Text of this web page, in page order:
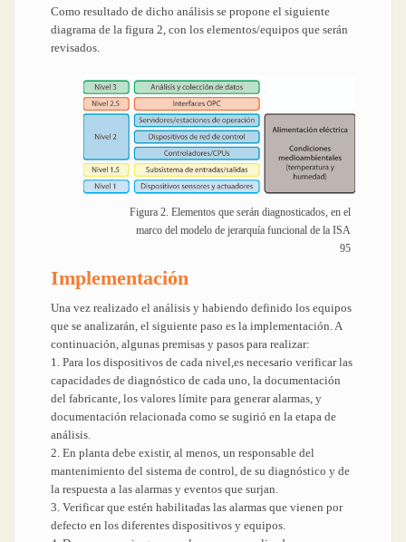
Como resultado de dicho análisis se propone el siguiente
diagrama de la figura 2, con los elementos/equipos que serán
revisados.
Figura 2. Elementos que serán diagnosticados, en el
marco del modelo de jerarquía funcional de la ISA
95
Implementación
Una vez realizado el análisis y habiendo definido los equipos
que se analizarán, el siguiente paso es la implementación. A
continuación, algunas premisas y pasos para realizar:
1. Para los dispositivos de cada nivel,es necesario verificar las
capacidades de diagnóstico de cada uno, la documentación
del fabricante, los valores límite para generar alarmas, y
documentación relacionada como se sugirió en la etapa de
análisis.
2. En planta debe existir, al menos, un responsable del
mantenimiento del sistema de control, de su diagnóstico y de
la respuesta a las alarmas y eventos que surjan.
3. Verificar que estén habilitadas las alarmas que vienen por
defecto en los diferentes dispositivos y equipos.